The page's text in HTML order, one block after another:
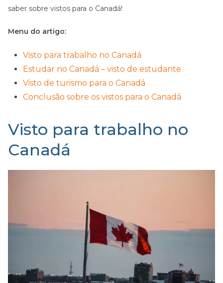
saber sobre vistos para o Canadá!
Menu do artigo:
Visto para trabalho no Canadá
Estudar no Canadá – visto de estudante
Visto de turismo para o Canadá
Conclusão sobre os vistos para o Canadá
Visto para trabalho no
Canadá